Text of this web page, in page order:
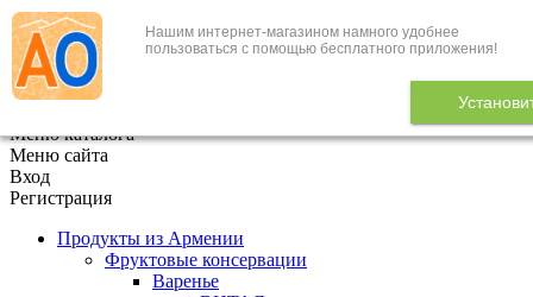
Нашим интернет-магазином намного удобнее
пользоваться с помощью бесплатного приложения!
+7 (495) 646-888-1
В корзине 0
Меню каталога
Меню сайта
Вход
Регистрация
Продукты из Армении
Фруктовые консервации
Варенье